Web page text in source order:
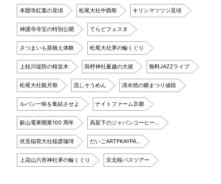
本圀寺紅葉の見頃 松尾大社中酉祭 キリシマツツジ見頃
神護寺寺宝の特別公開 てらどフェスタ
さつまいも苗植え体験 松尾大社茅の輪くぐり
上桂川堤防の桜並木 與杼神社夏越の大祓 無料JAZZライブ
松尾大社観月祭 流しそうめん 清水焼の郷まつり値段
ルパン一味を集結させよ ナイトファーム京都
叡山電車開業100 周年 高架下のジャパンコーヒー…
伏見稲荷大社稲彦珈琲 だいごARTPKAYPA…
上花山六所神社茅の輪くぐり 京北桜バスツアー